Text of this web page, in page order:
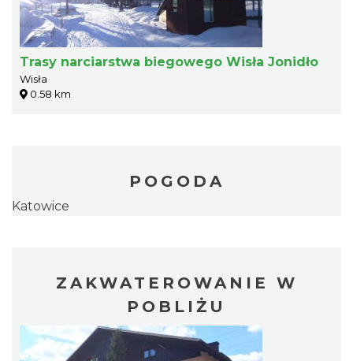
Trasy narciarstwa biegowego Wisła Jonidło
Wisła
0.58 km
POGODA
Katowice
ZAKWATEROWANIE W
POBLIŻU